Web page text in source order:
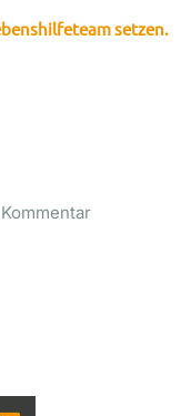
setzen.